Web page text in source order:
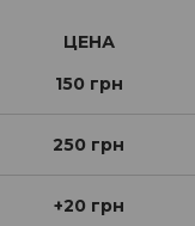
ЦЕНА
150 грн
250 грн
+20 грн